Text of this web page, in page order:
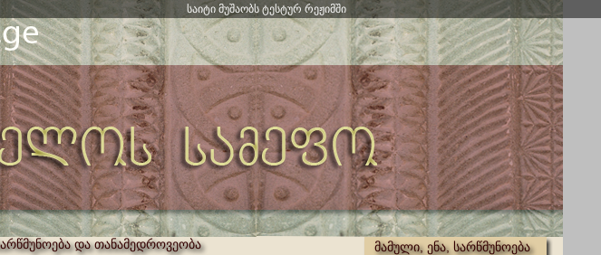
საიტი მუშაობს ტესტურ რეჟიმში
და თანამედროვეობა მამული, ენა, სარწმუნოება